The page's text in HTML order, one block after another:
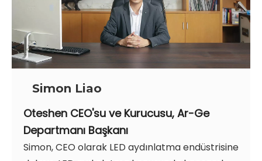
Simon Liao
Oteshen CEO'su ve Kurucusu, Ar-Ge
Departmanı Başkanı
Simon, CEO olarak LED aydınlatma endüstrisine